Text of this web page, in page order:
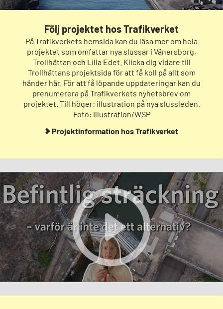
Följ projektet hos Trafikverket
På Trafikverkets hemsida kan du läsa mer om hela
projektet som omfattar nya slussar i Vänersborg,
Trollhättan och Lilla Edet. Klicka dig vidare till
Trollhättans projektsida för att få koll på allt som
händer här. För att få löpande uppdateringar kan du
prenumerera på Trafikverkets nyhetsbrev om
projektet. Till höger: illustration på nya slussleden.
Foto: Illustration/WSP
Projektinformation hos Trafikverket